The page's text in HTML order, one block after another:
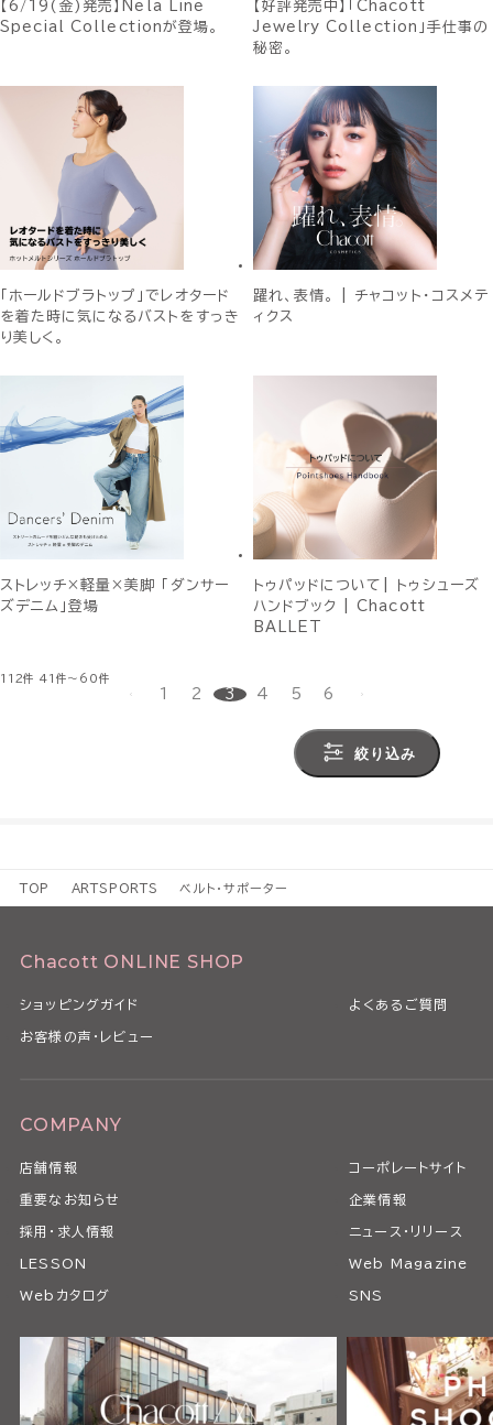
【6/19(金)発売】Nela Line
Special Collectionが登場。
【好評発売中】「Chacott
Jewelry Collection」手仕事の
秘密。
「ホールドブラトップ」でレオタード
を着た時に気になるバストをすっき
り美しく。
躍れ、表情。 | チャコット・コスメテ
ィクス
ストレッチ×軽量×美脚 「ダンサー
ズデニム」登場
トゥパッドについて| トゥシューズ
ハンドブック | Chacott
BALLET
112件 41件～60件
1 2 3 4 5 6
絞り込み
TOP ARTSPORTS ベルト・サポーター
Chacott ONLINE SHOP
ショッピングガイド よくあるご質問
お客様の声・レビュー
COMPANY
店舗情報 コーポレートサイト
重要なお知らせ 企業情報
採用・求人情報 ニュース・リリース
LESSON Web Magazine
Webカタログ SNS